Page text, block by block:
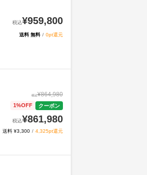
税込¥959,800
送料 無料 / 0pt還元
税込¥864,980
1%OFF クーポン
税込¥861,980
送料 ¥3,300 / 4,325pt還元